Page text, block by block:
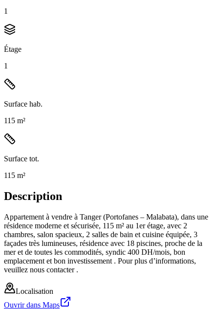
1
Étage
1
Surface hab.
115 m²
Surface tot.
115 m²
Description
Appartement à vendre à Tanger (Portofanes – Malabata), dans une
résidence moderne et sécurisée, 115 m² au 1er étage, avec 2
chambres, salon spacieux, 2 salles de bain et cuisine équipée, 3
façades très lumineuses, résidence avec 18 piscines, proche de la
mer et de toutes les commodités, syndic 400 DH/mois, bon
emplacement et bon investissement . Pour plus d’informations,
veuillez nous contacter .
Localisation
Ouvrir dans Maps